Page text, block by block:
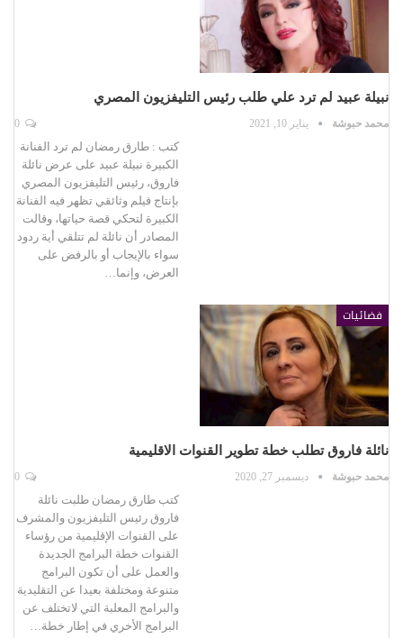
نبيلة عبيد لم ترد علي طلب رئيس التليفزيون المصري
محمد حبوشة يناير 10, 2021
كتب : طارق رمضان لم ترد الفنانة
الكبيرة نبيلة عبيد على عرض نائلة
فاروق، رئيس التليفزيون المصري
بإنتاج فيلم وثائقي تظهر فيه الفنانة
الكبيرة لتحكي قصة حياتها، وقالت
المصادر أن نائلة لم تتلقي أية ردود
سواء بالإيجاب أو بالرفض على
العرض، وإنما…
فضائيات
نائلة فاروق تطلب خطة تطوير القنوات الاقليمية
محمد حبوشة ديسمبر 27, 2020
كتب طارق رمضان طلبت نائلة
فاروق رئيس التليفزيون والمشرف
على القنوات الإقليمية من رؤساء
القنوات خطة البرامج الجديدة
والعمل على أن تكون البرامج
متنوعة ومختلفة بعيدا عن التقليدية
والبرامج المعلبة التي لاتختلف عن
البرامج الأخري في إطار خطة…